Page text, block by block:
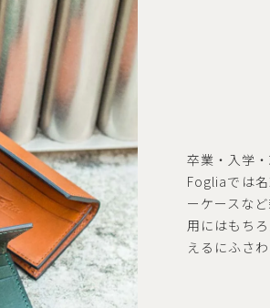
卒業・入学
Fogliaでは
ーケースな
用にはもち
えるにふさ